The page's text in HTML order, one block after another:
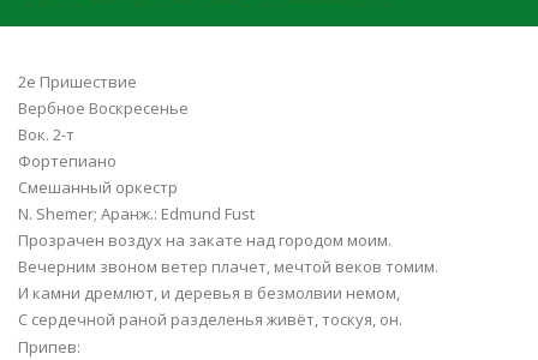
2е Пришествие
Вербное Воскресенье
Вок. 2-т
Фортепиано
Смешанный оркестр
N. Shemer; Аранж.: Edmund Fust
Прозрачен воздух на закате над городом моим.
Вечерним звоном ветер плачет, мечтой веков томим.
И камни дремлют, и деревья в безмолвии немом,
С сердечной раной разделенья живёт, тоскуя, он.
Припев: